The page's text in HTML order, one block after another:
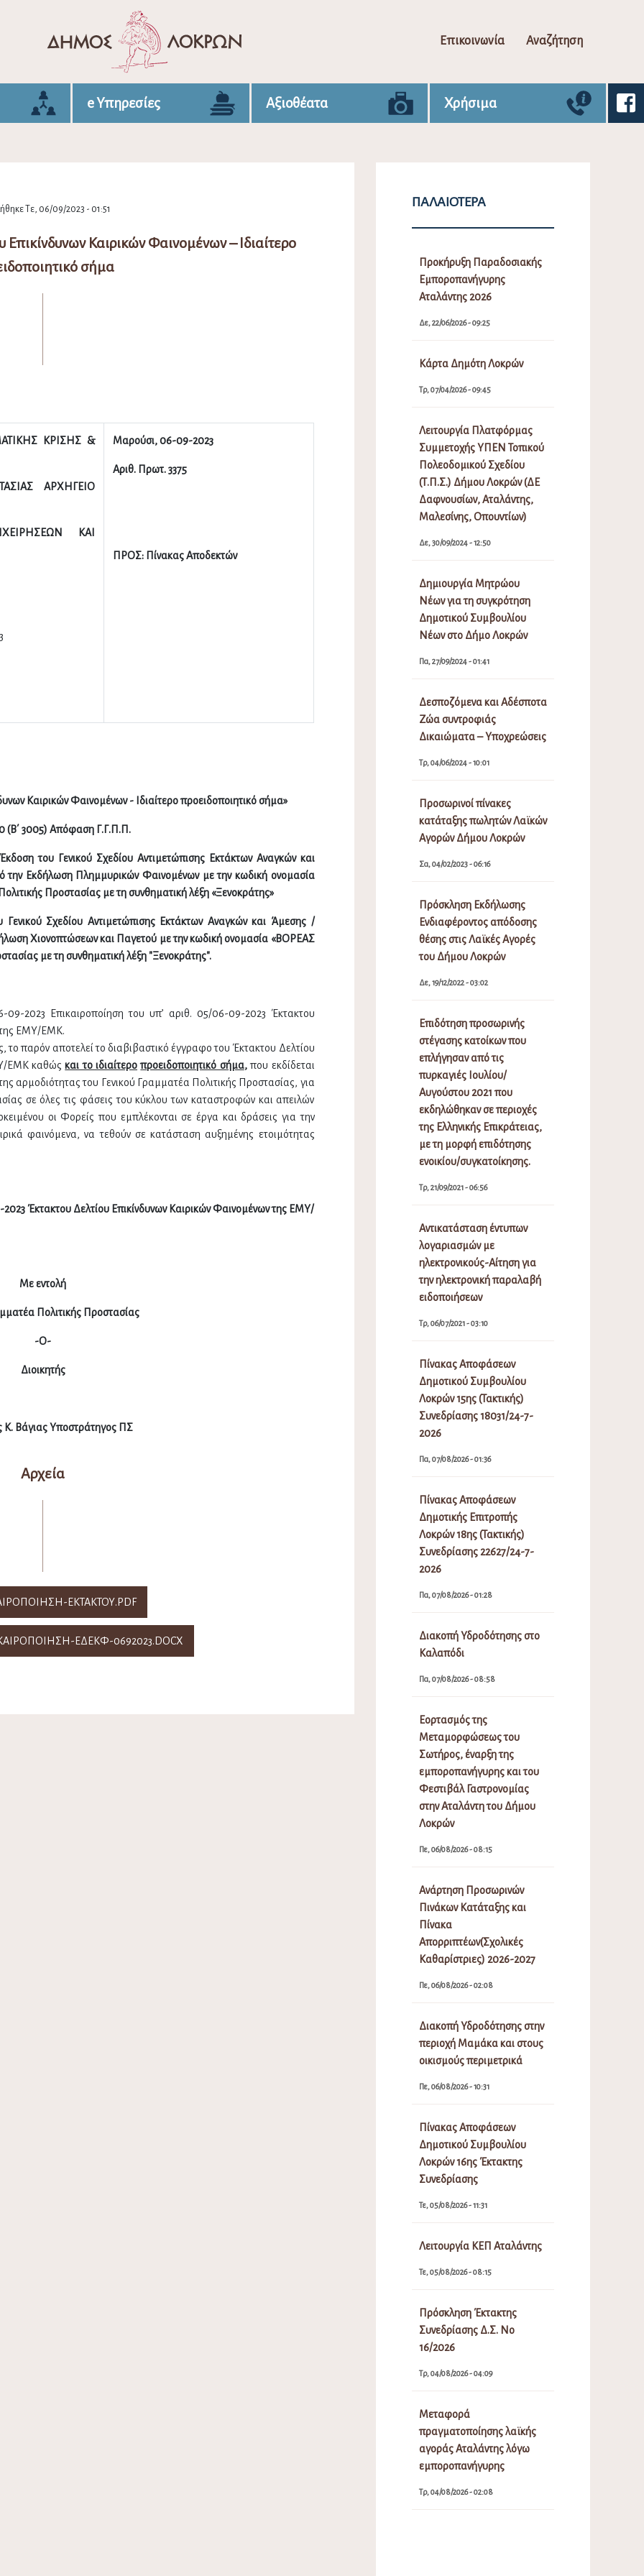
Επικοινωνία Αναζήτηση
e Υπηρεσίες Αξιοθέατα Χρήσιμα
Τε, 06/09/2023 - 01:51
Καιρικών Φαινομένων – Ιδιαίτερο
σήμα
ΚΡΙΣΗΣ &
ΑΡΧΗΓΕΙΟ
ΚΑΙ
Μαρούσι, 06-09-2023
Αριθ. Πρωτ. 3375
ΠΡΟΣ: Πίνακας Αποδεκτών
Καιρικών Φαινομένων - Ιδιαίτερο προειδοποιητικό σήμα»
(Β΄ 3005) Απόφαση Γ.Γ.Π.Π.
του Γενικού Σχεδίου Αντιμετώπισης Εκτάκτων Αναγκών και
την Εκδήλωση Πλημμυρικών Φαινομένων με την κωδική ονομασία
Προστασίας με τη συνθηματική λέξη «Ξενοκράτης»
Σχεδίου Αντιμετώπισης Εκτάκτων Αναγκών και Άμεσης /
Χιονοπτώσεων και Παγετού με την κωδική ονομασία «ΒΟΡΕΑΣ
με τη συνθηματική λέξη "Ξενοκράτης".
2023 Επικαιροποίηση του υπ’ αριθ. 05/06-09-2023 Έκτακτου
της ΕΜΥ/ΕΜΚ.
το παρόν αποτελεί το διαβιβαστικό έγγραφο του Έκτακτου Δελτίου
ΕΜΚ καθώςκαι το ιδιαίτερο προειδοποιητικό σήμα,που εκδίδεται
αρμοδιότητας του Γενικού Γραμματέα Πολιτικής Προστασίας, για
σε όλες τις φάσεις του κύκλου των καταστροφών και απειλών
οι Φορείς που εμπλέκονται σε έργα και δράσεις για την
φαινόμενα, να τεθούν σε κατάσταση αυξημένης ετοιμότητας
Έκτακτου Δελτίου Επικίνδυνων Καιρικών Φαινομένων της ΕΜΥ/
Με εντολή
Πολιτικής Προστασίας
-Ο-
Διοικητής
Βάγιας Υποστράτηγος ΠΣ
Αρχεία
ΕΚΤΑΚΤΟΥ.PDF
ΕΔΕΚΦ-0692023.DOCX
ΠΑΛΑΙΌΤΕΡΑ
Προκήρυξη Παραδοσιακής
Εμποροπανήγυρης
Αταλάντης 2026
Δε, 22/06/2026 - 09:25
Κάρτα Δημότη Λοκρών
Τρ, 07/04/2026 - 09:45
Λειτουργία Πλατφόρμας
Συμμετοχής ΥΠΕΝ Τοπικού
Πολεοδομικού Σχεδίου
(Τ.Π.Σ.) Δήμου Λοκρών (ΔΕ
Δαφνουσίων, Αταλάντης,
Μαλεσίνης, Οπουντίων)
Δε, 30/09/2024 - 12:50
Δημιουργία Μητρώου
Νέων για τη συγκρότηση
Δημοτικού Συμβουλίου
Νέων στο Δήμο Λοκρών
Πα, 27/09/2024 - 01:41
Δεσποζόμενα και Αδέσποτα
Ζώα συντροφιάς
Δικαιώματα – Υποχρεώσεις
Τρ, 04/06/2024 - 10:01
Προσωρινοί πίνακες
κατάταξης πωλητών Λαϊκών
Αγορών Δήμου Λοκρών
Σα, 04/02/2023 - 06:16
Πρόσκληση Εκδήλωσης
Ενδιαφέροντος απόδοσης
θέσης στις Λαϊκές Αγορές
του Δήμου Λοκρών
Δε, 19/12/2022 - 03:02
Επιδότηση προσωρινής
στέγασης κατοίκων που
επλήγησαν από τις
πυρκαγιές Ιουλίου/
Αυγούστου 2021 που
εκδηλώθηκαν σε περιοχές
της Ελληνικής Επικράτειας,
με τη μορφή επιδότησης
ενοικίου/συγκατοίκησης.
Τρ, 21/09/2021 - 06:56
Αντικατάσταση έντυπων
λογαριασμών με
ηλεκτρονικούς-Αίτηση για
την ηλεκτρονική παραλαβή
ειδοποιήσεων
Τρ, 06/07/2021 - 03:10
Πίνακας Αποφάσεων
Δημοτικού Συμβουλίου
Λοκρών 15ης (Τακτικής)
Συνεδρίασης 18031/24-7-
2026
Πα, 07/08/2026 - 01:36
Πίνακας Αποφάσεων
Δημοτικής Επιτροπής
Λοκρών 18ης (Τακτικής)
Συνεδρίασης 22627/24-7-
2026
Πα, 07/08/2026 - 01:28
Διακοπή Υδροδότησης στο
Καλαπόδι
Πα, 07/08/2026 - 08:58
Εορτασμός της
Μεταμορφώσεως του
Σωτήρος, έναρξη της
εμποροπανήγυρης και του
Φεστιβάλ Γαστρονομίας
στην Αταλάντη του Δήμου
Λοκρών
Πε, 06/08/2026 - 08:15
Ανάρτηση Προσωρινών
Πινάκων Κατάταξης και
Πίνακα
Απορριπτέων(Σχολικές
Καθαρίστριες) 2026-2027
Πε, 06/08/2026 - 02:08
Διακοπή Υδροδότησης στην
περιοχή Μαμάκα και στους
οικισμούς περιμετρικά
Πε, 06/08/2026 - 10:31
Πίνακας Αποφάσεων
Δημοτικού Συμβουλίου
Λοκρών 16ης Έκτακτης
Συνεδρίασης
Τε, 05/08/2026 - 11:31
Λειτουργία ΚΕΠ Αταλάντης
Τε, 05/08/2026 - 08:15
Πρόσκληση Έκτακτης
Συνεδρίασης Δ.Σ. Νο
16/2026
Τρ, 04/08/2026 - 04:09
Μεταφορά
πραγματοποίησης λαϊκής
αγοράς Αταλάντης λόγω
εμποροπανήγυρης
Τρ, 04/08/2026 - 02:08